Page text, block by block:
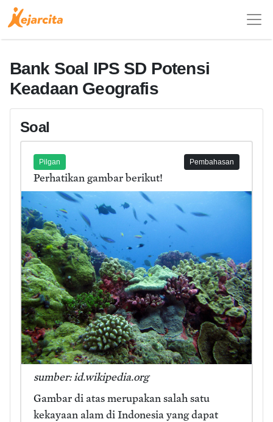
Bank Soal IPS SD Potensi
Keadaan Geografis
Soal
Pilgan Pembahasan
Perhatikan gambar berikut!
sumber: id.wikipedia.org
Gambar di atas merupakan salah satu
kekayaan alam di Indonesia yang dapat